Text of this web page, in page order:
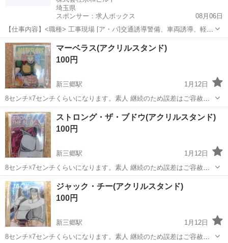
埼玉県
スポンサー：求人ボックス
08月06日
【仕事内容】<職種> 工事現場 [ア・パ]交通誘導警備、車両誘導、軽作
業・物流その他 <雇用形態> アルバイト・パート <給与> [ア・パ]日給
11,500円～21,000円 交通費:全額支給 基本日給 1日給:11,500円～2...
アルバイト・パート
マーベラス(アクリルスタンド)
100円
新三郷駅
1月12日
8センチ☓7センチくらいになります。素人 継続のため誤差はご容赦く
ださい 自宅での保管のため、小さな傷などはあるかもしれません ノー
クレームノーリターンでお願いします
埼玉 三郷市 新三郷駅 その他 アクリル
ストロング・ザ・ブドウ(アクリルスタンド)
100円
新三郷駅
1月12日
8センチ☓7センチくらいになります。素人 継続のため誤差はご容赦く
ださい 自宅での保管のため、小さな傷などはあるかもしれません ノー
クレームノーリターンでお願いします
埼玉 三郷市 新三郷駅 ブドウ
ジャック・チー(アクリルスタンド)
100円
新三郷駅
1月12日
8センチ☓7センチくらいになります。素人 継続のため誤差はご容赦く